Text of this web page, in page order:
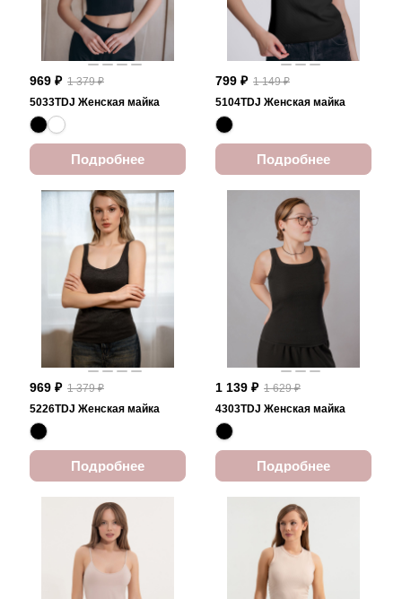
969 ₽ 1 379 ₽
5033TDJ Женская майка
Подробнее
799 ₽ 1 149 ₽
5104TDJ Женская майка
Подробнее
969 ₽ 1 379 ₽
5226TDJ Женская майка
Подробнее
1 139 ₽ 1 629 ₽
4303TDJ Женская майка
Подробнее